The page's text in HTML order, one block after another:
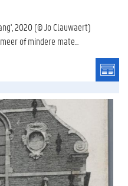
2020 (© Jo Clauwaert)
of mindere mate...